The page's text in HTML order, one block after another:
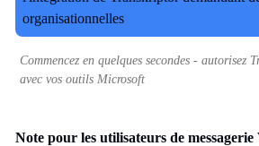
Commencez en quelques secondes - autorisez
avec vos outils Microsoft
Note pour les utilisateurs de messagerie